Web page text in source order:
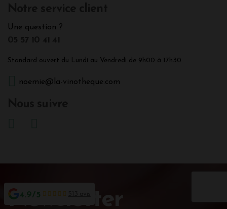
Une question ?
Standard ouvert du Lundi au Vendredi de 9h00 à 17h30.
noemie@la-vinotheque.com
Newsletter
4.9/5